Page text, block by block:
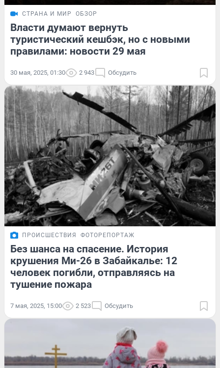
СТРАНА И МИР ОБЗОР
Власти думают вернуть
туристический кешбэк, но с новыми
правилами: новости 29 мая
30 мая, 2025, 01:30 2 943 Обсудить
ПРОИСШЕСТВИЯ ФОТОРЕПОРТАЖ
Без шанса на спасение. История
крушения Ми-26 в Забайкалье: 12
человек погибли, отправляясь на
тушение пожара
7 мая, 2025, 15:00 2 523 Обсудить